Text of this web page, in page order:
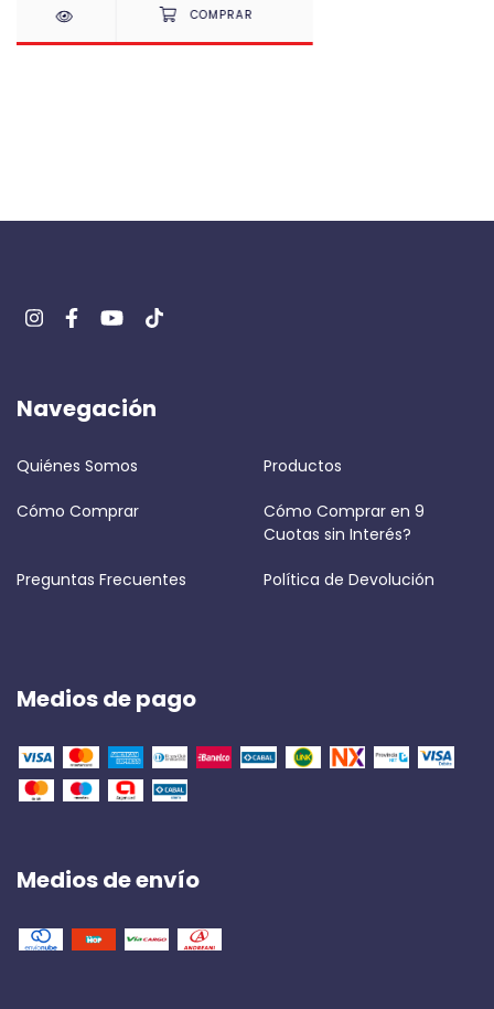
Navegación
Quiénes Somos Productos
Cómo Comprar
Cómo Comprar en 9
Cuotas sin Interés?
Preguntas Frecuentes Política de Devolución
Medios de pago
Medios de envío